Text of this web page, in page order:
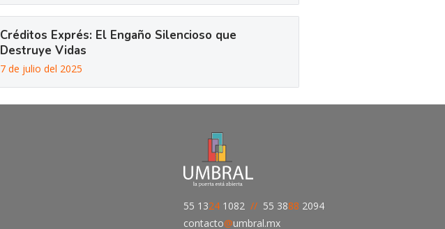
Créditos Exprés: El Engaño Silencioso que
Destruye Vidas
7 de julio del 2025
55 1324 1082 // 55 3888 2094
contacto@umbral.mx